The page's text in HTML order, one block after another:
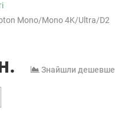
Mono/Mono 4K/Ultra/D2
Знайшли дешевше